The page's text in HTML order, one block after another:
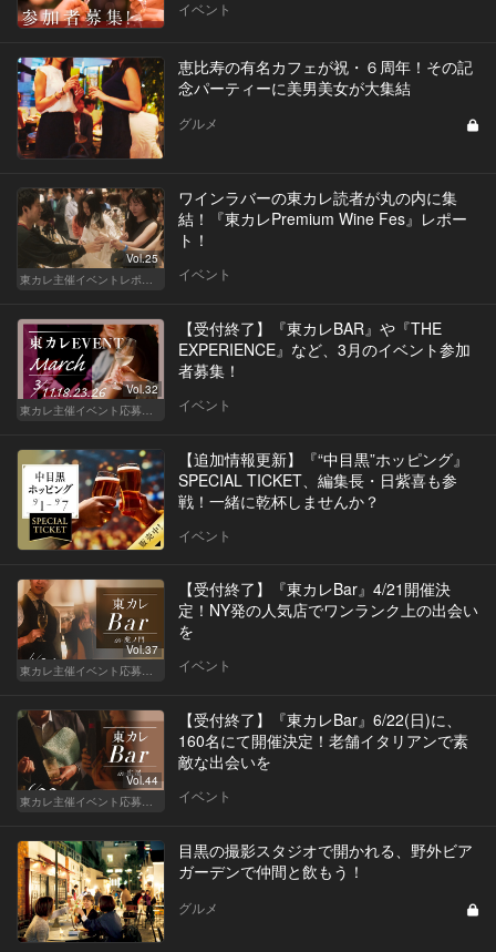
イベント
恵比寿の有名カフェが祝・６周年！その記
念パーティーに美男美女が大集結
グルメ
Vol.25
ワインラバーの東カレ読者が丸の内に集
結！『東カレPremium Wine Fes』レポー
ト！
イベント
Vol.32
【受付終了】『東カレBAR』や『THE
EXPERIENCE』など、3月のイベント参加
者募集！
イベント
【追加情報更新】『“中目黒”ホッピング』
SPECIAL TICKET、編集長・日紫喜も参
戦！一緒に乾杯しませんか？
イベント
Vol.37
東カレ主催イベント応募詳細記事一覧
【受付終了】『東カレBar』4/21開催決
定！NY発の人気店でワンランク上の出会い
を
イベント
Vol.44
東カレ主催イベント応募詳細記事一覧
【受付終了】『東カレBar』6/22(日)に、
160名にて開催決定！老舗イタリアンで素
敵な出会いを
イベント
目黒の撮影スタジオで開かれる、野外ビア
ガーデンで仲間と飲もう！
グルメ